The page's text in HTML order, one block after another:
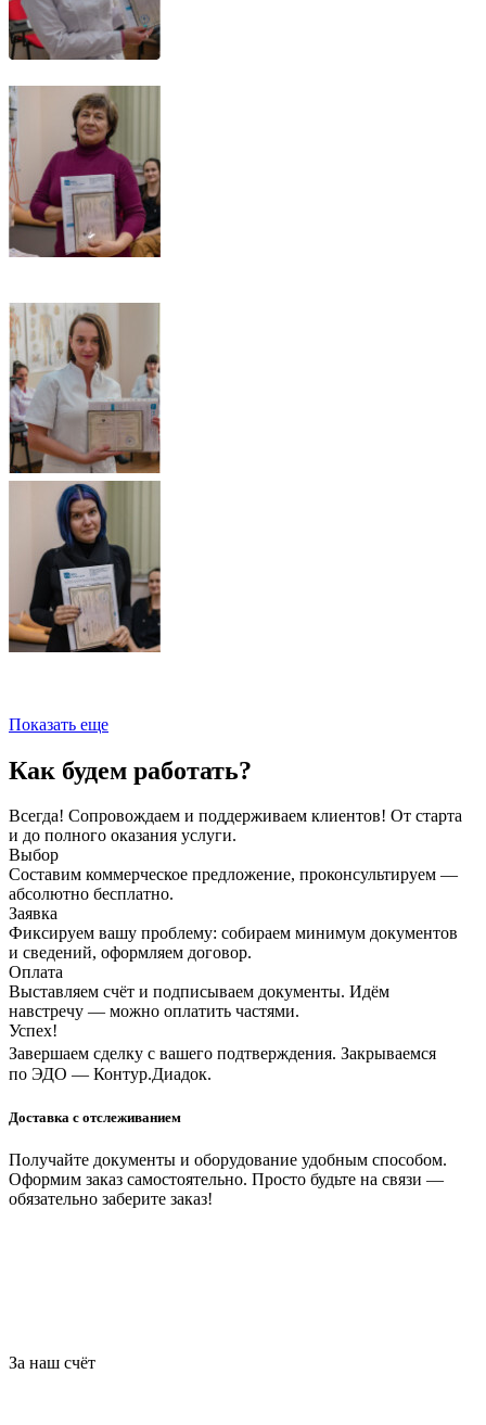
Показать еще
Как будем работать?
Всегда! Сопровождаем и поддерживаем клиентов! От старта
и до полного оказания услуги.
Выбор
Составим коммерческое предложение, проконсультируем —
абсолютно бесплатно.
Заявка
Фиксируем вашу проблему: собираем минимум документов
и сведений, оформляем договор.
Оплата
Выставляем счёт и подписываем документы. Идём
навстречу — можно оплатить частями.
Успех!
Завершаем сделку с вашего подтверждения. Закрываемся
по ЭДО — Контур.Диадок.
Доставка с отслеживанием
Получайте документы и оборудование удобным способом.
Оформим заказ самостоятельно. Просто будьте на связи —
обязательно заберите заказ!
За наш счёт